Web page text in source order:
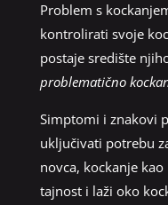
Problem s
kontrolirati svoje
postaje središte
problematično
Simptomi i znakovi
uključivati potrebu
novca, kockanje
tajnost i laži oko